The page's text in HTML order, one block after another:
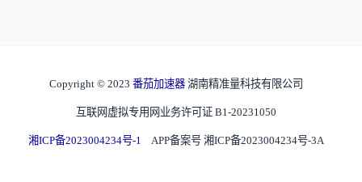
Copyright © 2023 番茄加速器 湖南精准量科技有限公司
互联网虚拟专用网业务许可证 B1-20231050
湘ICP备2023004234号-1 APP备案号 湘ICP备2023004234号-3A